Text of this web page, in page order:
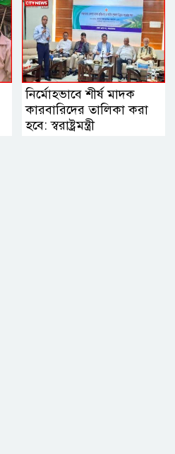
নির্মোহভাবে শীর্ষ মাদক
কারবারিদের তালিকা করা
হবে: স্বরাষ্ট্রমন্ত্রী